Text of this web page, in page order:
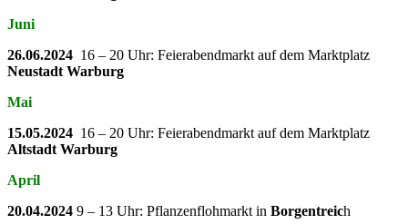
Juni
26.06.2024 16 – 20 Uhr: Feierabendmarkt auf dem Marktplatz
Neustadt Warburg
Mai
15.05.2024 16 – 20 Uhr: Feierabendmarkt auf dem Marktplatz
Altstadt Warburg
April
20.04.2024 9 – 13 Uhr: Pflanzenflohmarkt in Borgentreich